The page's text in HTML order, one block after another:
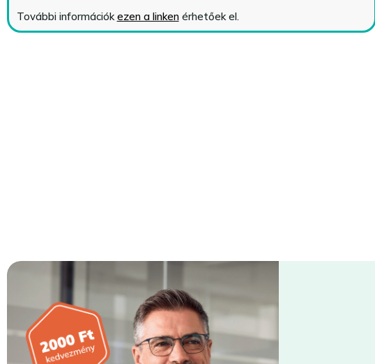
További információk ezen a linkenérhetőek el.